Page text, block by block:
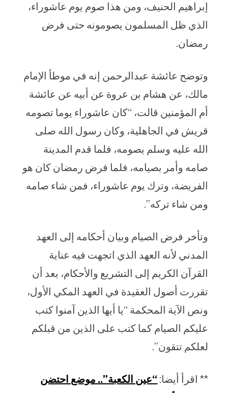
إبراهيم الحنيف، ومن هذا صوم يوم عاشوراء،
الذي ظل المسلمون يصومونه حتى فرض
رمضان.
وتوضح عائشة عبدالرحمن إنه في موطأ الإمام
مالك، عن هشام بن عروة عن أبيه عن عائشة
أم المؤمنين قالت، “كان عاشوراء يوما تصومه
قريش في الجاهلية، وكان رسول الله صلى
الله عليه وسلم يصومه، فلما قدم المدينة
صامه وأمر بصيامه، فلما فرض رمضان كان هو
الفريضة، وترك يوم عاشوراء، فمن شاء صامه
ومن شاء تركه”.
وتأخر فرض الصيام وبيان أحكامه إلى العهد
المدني لأنه العهد الذي اتجهت فيه عناية
القرآن الكريم إلى التشريع والأحكام، بعد أن
تقررت أصول العقيدة في العهد المكي الأول،
ونص الآية المحكمة “يا أيها الذين آمنوا كتب
عليكم الصيام كما كتب على الذين من قبلكم
لعلكم تتقون”.
** اقرأ أيضا: “عين الكعبة”.. موضع احتضن